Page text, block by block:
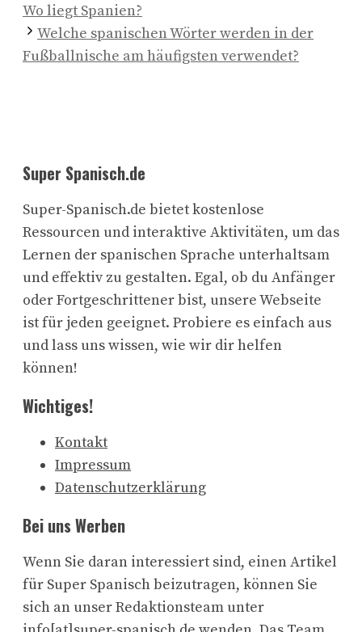
Wo liegt Spanien?
Welche spanischen Wörter werden in der
Fußballnische am häufigsten verwendet?
Super Spanisch.de
Super-Spanisch.de bietet kostenlose
Ressourcen und interaktive Aktivitäten, um das
Lernen der spanischen Sprache unterhaltsam
und effektiv zu gestalten. Egal, ob du Anfänger
oder Fortgeschrittener bist, unsere Webseite
ist für jeden geeignet. Probiere es einfach aus
und lass uns wissen, wie wir dir helfen
können!
Wichtiges!
Kontakt
Impressum
Datenschutzerklärung
Bei uns Werben
Wenn Sie daran interessiert sind, einen Artikel
für Super Spanisch beizutragen, können Sie
sich an unser Redaktionsteam unter